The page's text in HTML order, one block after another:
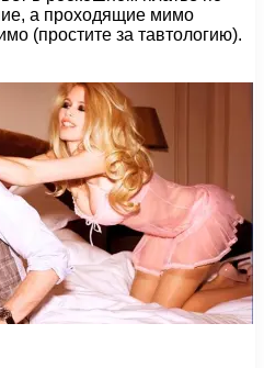
а проходящие мимо
(простите за тавтологию).